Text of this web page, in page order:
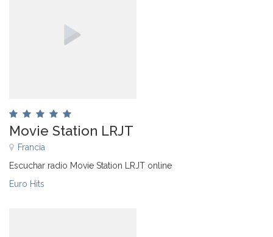
Movie Station LRJT
Francia
Escuchar radio Movie Station LRJT online
Euro Hits